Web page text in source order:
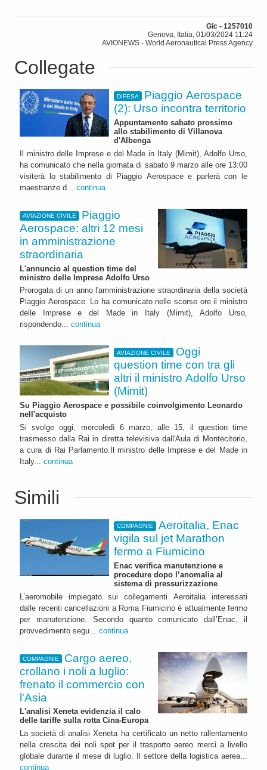
Gic - 1257010
Genova, Italia, 01/03/2024 11:24
AVIONEWS - World Aeronautical Press Agency
Collegate
DIFESA
Piaggio Aerospace
(2): Urso incontra territorio
Appuntamento sabato prossimo
allo stabilimento di Villanova
d'Albenga
Il ministro delle Imprese e del Made in Italy (Mimit), Adolfo Urso,
ha comunicato che nella giornata di sabato 9 marzo alle ore 13:00
visiterà lo stabilimento di Piaggio Aerospace e parlerà con le
maestranze d... continua
AVIAZIONE CIVILE
Piaggio
Aerospace: altri 12 mesi
in amministrazione
straordinaria
L'annuncio al question time del
ministro delle Imprese Adolfo Urso
Prorogata di un anno l'amministrazione straordinaria della società
Piaggio Aerospace. Lo ha comunicato nelle scorse ore il ministro
delle Imprese e del Made in Italy (Mimit), Adolfo Urso,
rispondendo... continua
AVIAZIONE CIVILE
Oggi
question time con tra gli
altri il ministro Adolfo Urso
(Mimit)
Su Piaggio Aerospace e possibile coinvolgimento Leonardo
nell'acquisto
Si svolge oggi, mercoledì 6 marzo, alle 15, il question time
trasmesso dalla Rai in diretta televisiva dall'Aula di Montecitorio,
a cura di Rai Parlamento.Il ministro delle Imprese e del Made in
Italy... continua
Simili
COMPAGNIE
Aeroitalia, Enac
vigila sul jet Marathon
fermo a Fiumicino
Enac verifica manutenzione e
procedure dopo l’anomalia al
sistema di pressurizzazione
L’aeromobile impiegato sui collegamenti Aeroitalia interessati
dalle recenti cancellazioni a Roma Fiumicino è attualmente fermo
per manutenzione. Secondo quanto comunicato dall’Enac, il
provvedimento segu... continua
COMPAGNIE
Cargo aereo,
crollano i noli a luglio:
frenato il commercio con
l'Asia
L'analisi Xeneta evidenzia il calo
delle tariffe sulla rotta Cina-Europa
La società di analisi Xeneta ha certificato un netto rallentamento
nella crescita dei noli spot per il trasporto aereo merci a livello
globale durante il mese di luglio. Il settore della logistica aerea...
continua